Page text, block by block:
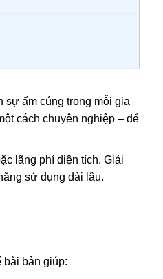
sự ấm cúng trong mỗi gia
cách chuyên nghiệp – để
lãng phí diện tích. Giải
sử dụng dài lâu.
bài bản giúp: